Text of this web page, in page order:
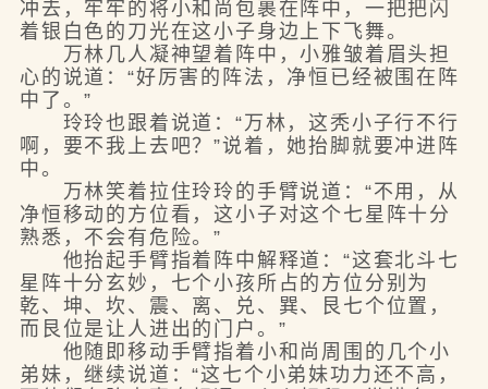
冲去，牢牢的将小和尚包裹在阵中，一把把闪
着银白色的刀光在这小子身边上下飞舞。
万林几人凝神望着阵中，小雅皱着眉头担
心的说道：“好厉害的阵法，净恒已经被围在阵
中了。”
玲玲也跟着说道：“万林，这秃小子行不行
啊，要不我上去吧？”说着，她抬脚就要冲进阵
中。
万林笑着拉住玲玲的手臂说道：“不用，从
净恒移动的方位看，这小子对这个七星阵十分
熟悉，不会有危险。”
他抬起手臂指着阵中解释道：“这套北斗七
星阵十分玄妙，七个小孩所占的方位分别为
乾、坤、坎、震、离、兑、巽、艮七个位置，
而艮位是让人进出的门户。”
他随即移动手臂指着小和尚周围的几个小
弟妹，继续说道：“这七个小弟妹功力还不高，